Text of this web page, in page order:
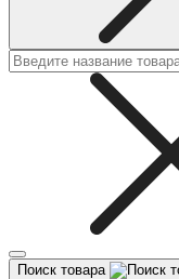
Поиск товара